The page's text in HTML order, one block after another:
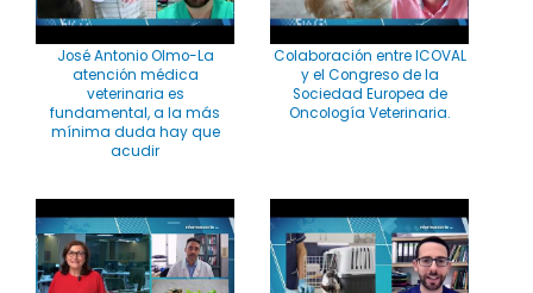
José Antonio Olmo-La
atención médica
veterinaria es
fundamental, a la más
mínima duda hay que
acudir
Colaboración entre ICOVAL
y el Congreso de la
Sociedad Europea de
Oncología Veterinaria.